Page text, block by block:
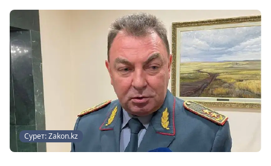
Сурет: Zakon.kz